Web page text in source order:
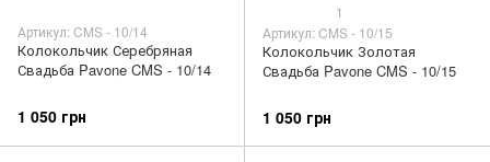
Артикул: CMS - 10/14
Колокольчик Серебряная
Свадьба Pavone CMS - 10/14
1 050 грн
1
Артикул: CMS - 10/15
Колокольчик Золотая
Свадьба Pavone CMS - 10/15
1 050 грн